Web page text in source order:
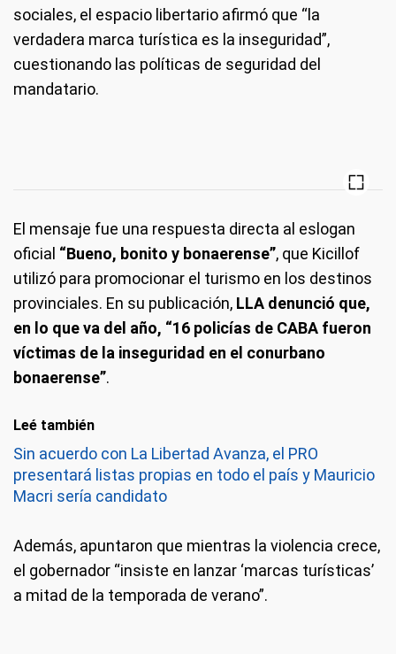
sociales, el espacio libertario afirmó que “la
verdadera marca turística es la inseguridad”,
cuestionando las políticas de seguridad del
mandatario.
El mensaje fue una respuesta directa al eslogan
oficial “Bueno, bonito y bonaerense”, que Kicillof
utilizó para promocionar el turismo en los destinos
provinciales. En su publicación, LLA denunció que,
en lo que va del año, “16 policías de CABA fueron
víctimas de la inseguridad en el conurbano
bonaerense”.
Leé también
Sin acuerdo con La Libertad Avanza, el PRO
presentará listas propias en todo el país y Mauricio
Macri sería candidato
Además, apuntaron que mientras la violencia crece,
el gobernador “insiste en lanzar ‘marcas turísticas’
a mitad de la temporada de verano”.